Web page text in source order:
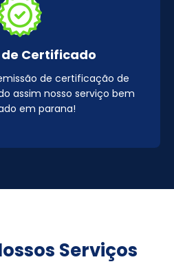
de Certificado
de certificação de
assim nosso serviço bem
em parana!
Serviços